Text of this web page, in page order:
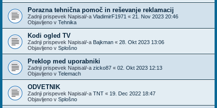
Porazna tehnična pomoč in reševanje reklamacij
Zadnji prispevek Napisal/-a VladimirF1971 « 21. Nov 2023 20:46
Objavljeno v Tehnika
Kodi ogled TV
Zadnji prispevek Napisal/-a Bajkman « 28. Okt 2023 13:06
Objavljeno v Splošno
Preklop med uporabniki
Zadnji prispevek Napisal/-a zicko87 « 02. Okt 2023 12:13
Objavljeno v Telemach
ODVETNIK
Zadnji prispevek Napisal/-a TNT « 19. Dec 2022 18:47
Objavljeno v Splošno